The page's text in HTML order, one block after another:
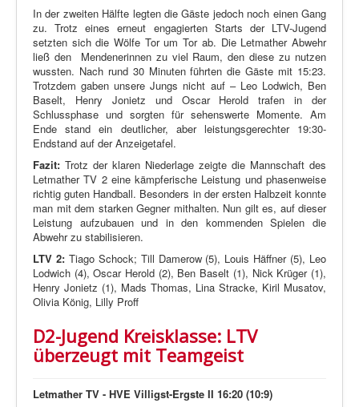
In der zweiten Hälfte legten die Gäste jedoch noch einen Gang
zu. Trotz eines erneut engagierten Starts der LTV-Jugend
setzten sich die Wölfe Tor um Tor ab. Die Letmather Abwehr
ließ den Mendenerinnen zu viel Raum, den diese zu nutzen
wussten. Nach rund 30 Minuten führten die Gäste mit 15:23.
Trotzdem gaben unsere Jungs nicht auf – Leo Lodwich, Ben
Baselt, Henry Jonietz und Oscar Herold trafen in der
Schlussphase und sorgten für sehenswerte Momente. Am
Ende stand ein deutlicher, aber leistungsgerechter 19:30-
Endstand auf der Anzeigetafel.
Fazit: Trotz der klaren Niederlage zeigte die Mannschaft des
Letmather TV 2 eine kämpferische Leistung und phasenweise
richtig guten Handball. Besonders in der ersten Halbzeit konnte
man mit dem starken Gegner mithalten. Nun gilt es, auf dieser
Leistung aufzubauen und in den kommenden Spielen die
Abwehr zu stabilisieren.
LTV 2:Tiago Schock; Till Damerow (5), Louis Häffner (5), Leo
Lodwich (4), Oscar Herold (2), Ben Baselt (1), Nick Krüger (1),
Henry Jonietz (1), Mads Thomas, Lina Stracke, Kiril Musatov,
Olivia König, Lilly Proff
D2-Jugend Kreisklasse: LTV
überzeugt mit Teamgeist
Letmather TV - HVE Villigst-Ergste II 16:20 (10:9)